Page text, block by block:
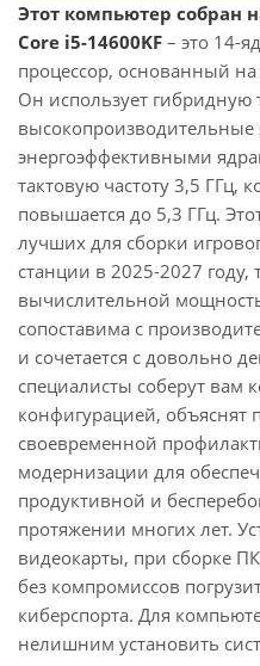
Этот компьютер собран
Core i5-14600KF – это 14-
процессор, основанный на
Он использует
высокопроизводительные
энергоэффективными
тактовую частоту 3,5 ГГц,
повышается до 5,3 ГГц.
лучших для сборки
станции в 2025-2027 году,
вычислительной
сопоставима с
и сочетается с довольно
специалисты соберут вам
конфигурацией, объяснят
своевременной
модернизации для
продуктивной и
протяжении многих лет.
видеокарты, при сборке
без компромиссов
киберспорта. Для
нелишним установить